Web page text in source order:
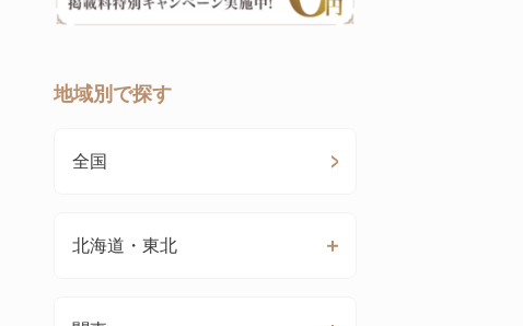
地域別で探す
全国
北海道・東北